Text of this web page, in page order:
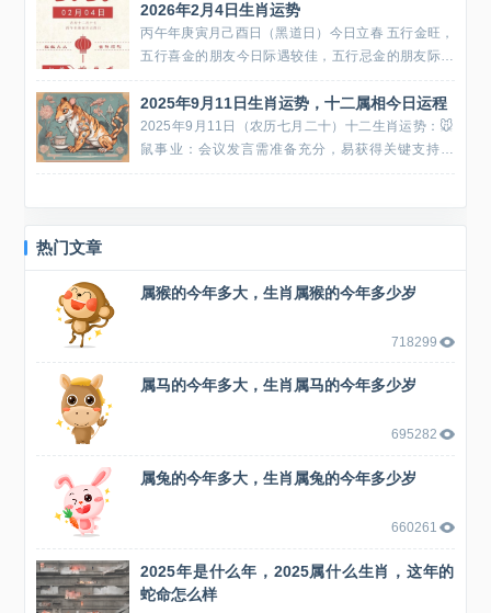
协作可以帮你减轻很多麻烦和压力，你需要努力维持
你的人脉，让他们成为...
2026年2月4日生肖运势
丙午年庚寅月己酉日（黑道日）今日立春 五行金旺，
五行喜金的朋友今日际遇较佳，五行忌金的朋友际遇
略为走低。生肖牛今天生肖牛在进行艺术创作时也会
获得更多的灵感以及良好的执行能力，可以将自己的
创意构想...
2025年9月11日生肖运势，十二属相今日运程
2025年9月11日（农历七月二十）十二生肖运势：🐭
鼠事业：会议发言需准备充分，易获得关键支持财
运：正财稳定，避免为面子请客消费感情：单身者职
热门文章
属猴的今年多大，生肖属猴的今年多少岁
718299
属马的今年多大，生肖属马的今年多少岁
695282
属兔的今年多大，生肖属兔的今年多少岁
660261
2025年是什么年，2025属什么生肖，这年的
蛇命怎么样